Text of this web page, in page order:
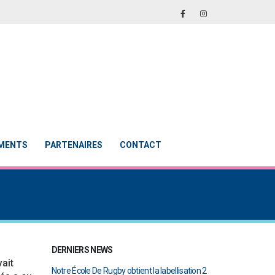
PARTENAIRES CONTACT
DERNIERS NEWS
labellisation 2 Le Touch du RCAB se distingue en finale de